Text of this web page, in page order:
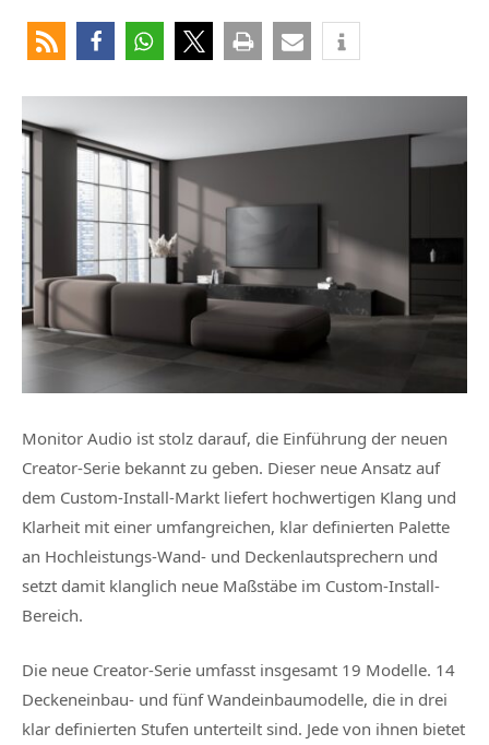
Monitor Audio ist stolz darauf, die Einführung der neuen
Creator-Serie bekannt zu geben. Dieser neue Ansatz auf
dem Custom-Install-Markt liefert hochwertigen Klang und
Klarheit mit einer umfangreichen, klar definierten Palette
an Hochleistungs-Wand- und Deckenlautsprechern und
setzt damit klanglich neue Maßstäbe im Custom-Install-
Bereich.
Die neue Creator-Serie umfasst insgesamt 19 Modelle. 14
Deckeneinbau- und fünf Wandeinbaumodelle, die in drei
klar definierten Stufen unterteilt sind. Jede von ihnen bietet